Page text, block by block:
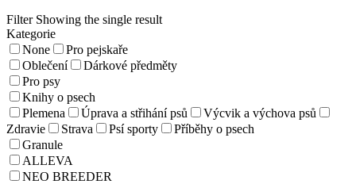
Filter Showing the single result
Kategorie
None
Pro pejskaře
Oblečení
Dárkové předměty
Pro psy
Knihy o psech
Plemena
Úprava a střihání psů
Výcvik a výchova psů
Zdravie
Strava Psí sporty
Příběhy o psech
Granule
ALLEVA
NEO BREEDER